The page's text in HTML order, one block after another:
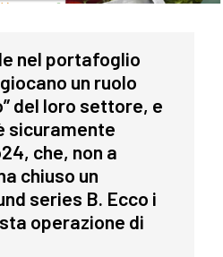
nel portafoglio
un ruolo
del loro settore, e
sicuramente
che, non a
chiuso un
series B. Ecco i
operazione di